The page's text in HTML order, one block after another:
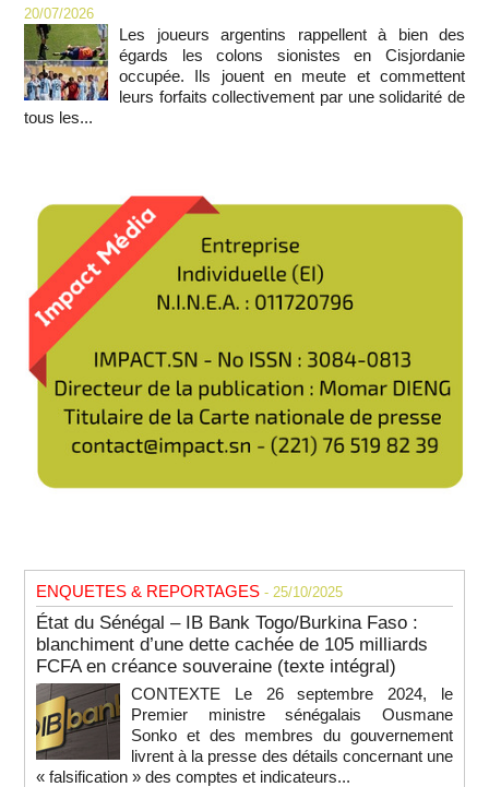
20/07/2026
Les joueurs argentins rappellent à bien des
égards les colons sionistes en Cisjordanie
occupée. Ils jouent en meute et commettent
leurs forfaits collectivement par une solidarité de
tous les...
ENQUETES & REPORTAGES - 25/10/2025
État du Sénégal – IB Bank Togo/Burkina Faso :
blanchiment d’une dette cachée de 105 milliards
FCFA en créance souveraine (texte intégral)
CONTEXTE Le 26 septembre 2024, le
Premier ministre sénégalais Ousmane
Sonko et des membres du gouvernement
livrent à la presse des détails concernant une
« falsification » des comptes et indicateurs...